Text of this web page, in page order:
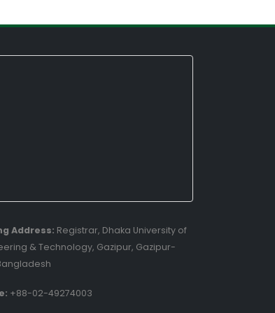
Address: Registrar, Dhaka University of
& Technology, Gazipur, Gazipur-
+88-02-49274003